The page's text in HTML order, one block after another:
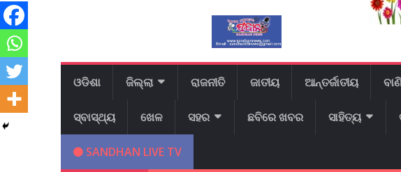
ଓଡିଶା ଜିଲ୍ଲା ରାଜନୀତି ଜାତୀୟ ଆନ୍ତର୍ଜାତୀୟ
ସ୍ବାସ୍ଥ୍ୟ ଖେଳ ସହର ଛବିରେ ଖବର ସାହିତ୍ୟ
SANDHAN LIVE TV